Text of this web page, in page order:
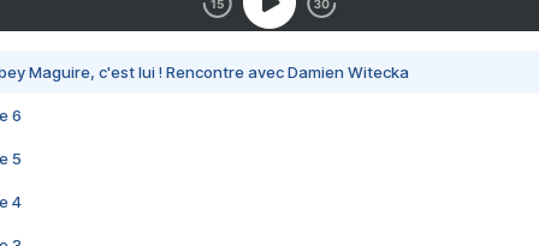
Maguire, c'est lui ! Rencontre avec Damien Witecka
6
5
4